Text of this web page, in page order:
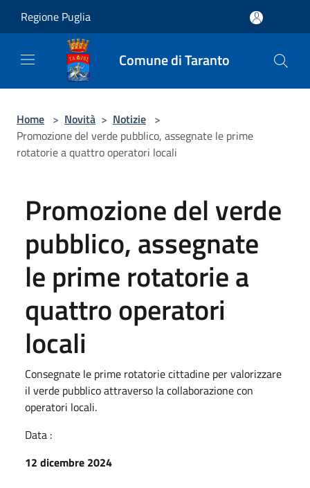
Regione Puglia
Comune di Taranto
Home > Novità > Notizie >
Promozione del verde pubblico, assegnate le prime
rotatorie a quattro operatori locali
Promozione del verde
pubblico, assegnate
le prime rotatorie a
quattro operatori
locali
Consegnate le prime rotatorie cittadine per valorizzare
il verde pubblico attraverso la collaborazione con
operatori locali.
Data :
12 dicembre 2024